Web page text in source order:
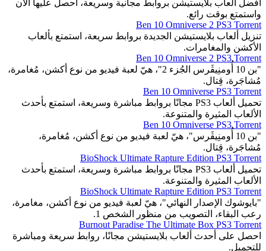
أفضل ألعاب بلايستيشن بروابط مجانية وسريعة، احصل عليها الآن
واستمتع بوقت رائع.
Ben 10 Omniverse 2 PS3 Torrent
تنزيل ألعاب بلايستيشن الجديدة بروابط سريعة، استمتع بألعاب
الأكشن والمغامرات.
Ben 10 Omniverse 2 PS3 Torrent
"بن 10 أُومنِيڤَرس الجُزء 2"، هيّ لعبة فيديو من نوع أكشن، مُغامرة،
مُشاجَرة، قِتال.
Ben 10 Omniverse PS3 Torrent
تحميل ألعاب PS3 مجانًا بروابط مباشرة وسريعة، استمتع بأحدث
الألعاب المثيرة والمتنوعة.
Ben 10 Omniverse PS3 Torrent
"بن 10 أُومنِيڤَرس"، هيّ لعبة فيديو من نوع أكشن، مُغامرة،
مُشاجَرة، قِتال.
BioShock Ultimate Rapture Edition PS3 Torrent
تحميل ألعاب PS3 مجانًا بروابط مباشرة وسريعة، استمتع بأحدث
الألعاب المثيرة والمتنوعة.
BioShock Ultimate Rapture Edition PS3 Torrent
"بايوشوك الإصدار النهائي"، هيّ لعبة فيديو من نوع أكشن، مغامرة،
رعب البقاء، التصويب من منظور الشخص 1.
Burnout Paradise The Ultimate Box PS3 Torrent
احصل على أحدث ألعاب بلايستيشن مجانًا، روابط سريعة ومباشرة
للتحميل.